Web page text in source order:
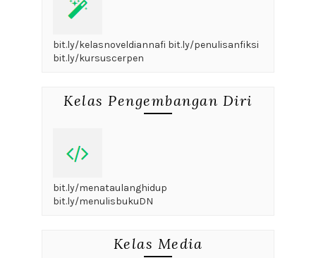
bit.ly/kelasnoveldiannafi bit.ly/penulisanfiksi
bit.ly/kursuscerpen
Kelas Pengembangan Diri
bit.ly/menataulanghidup
bit.ly/menulisbukuDN
Kelas Media